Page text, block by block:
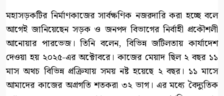
মহাসড়কটির নির্মাণকাজের সার্বক্ষণিক নজরদারি করা হচ্ছে বলে
আগেই জানিয়েছেন সড়ক ও জনপদ বিভাগের নির্বাহী প্রকৌশলী
আনোয়ার পারভেজ। তিনি বলেন, বিভিন্ন জটিলতায় কার্যাদেশ
দেওয়া হয় ২০২৫-এর অক্টোবরে। কাজের মেয়াদ ছিল ২ বছর ১১
মাস অথচ বিভিন্ন প্রক্রিযায় সময় নষ্ট হয়েছে ২ বছর। ১১ মাসে
আমাদের কাজের অগ্রগতি শতকরা ৩২ ভাগ। এর মধ্যে বৈদ্যুতিক